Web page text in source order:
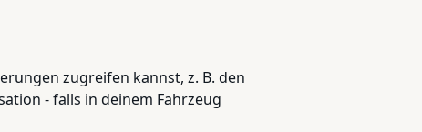
zugreifen kannst, z. B. den
- falls in deinem Fahrzeug